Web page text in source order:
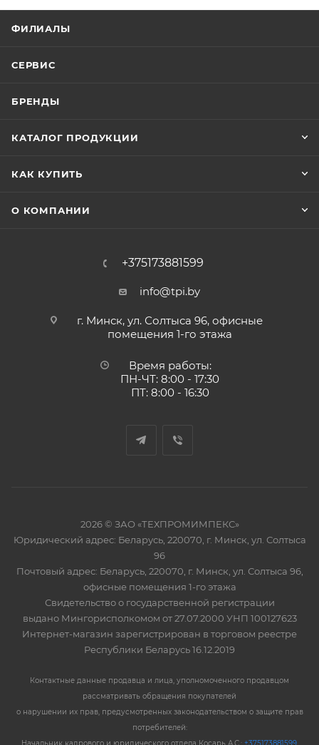
ФИЛИАЛЫ
СЕРВИС
БРЕНДЫ
КАТАЛОГ ПРОДУКЦИИ
КАК КУПИТЬ
О КОМПАНИИ
+375173881599
info@tpi.by
г. Минск, ул. Солтыса 96, офисные
помещения 1-го этажа
Время работы:
ПН-ЧТ: 8:00 - 17:30
ПТ: 8:00 - 16:30
2026 © ЗАО «ТЕХПРОМИМПЕКС»
Юридический адрес: Беларусь, 220070, г. Минск, ул. Солтыса
96
Почтовый адрес: Беларусь, 220070, г. Минск, ул. Солтыса 96,
офисные помещения 1-го этажа
Свидетельство о государственной регистрации
выдано Мингорисполкомом от 27.07.2000 УНП 100127623
Интернет-магазин зарегистрирован в торговом реестре
Республики Беларусь 16.12.2019
Контактные данные продавца и лица, уполномоченного продавцом
рассматривать обращения покупателей
о нарушении их прав, предусмотренных законодательством о защите прав
потребителей: